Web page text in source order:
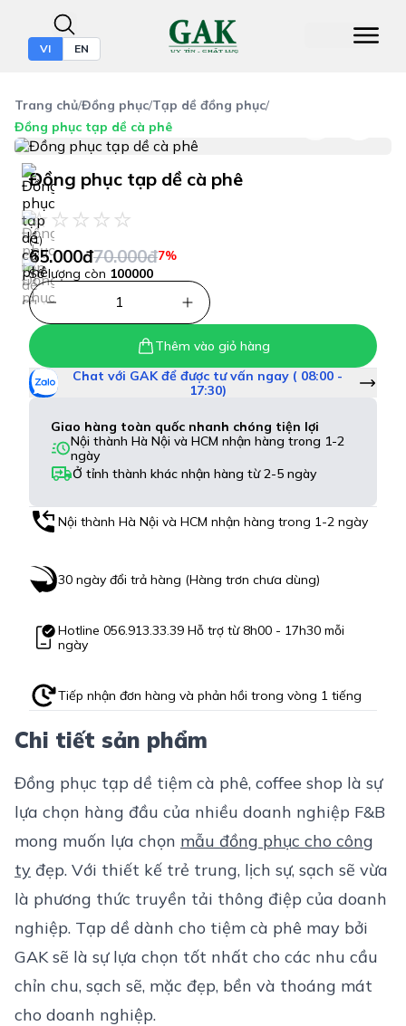
VI EN
Trang chủ/Đồng phục/Tạp dề đồng phục/
Đồng phục tạp dề cà phê
Đồng phục tạp dề cà phê
(1)
65.000đ70.000đ7%
Số lượng còn 100000
1
Thêm vào giỏ hàng
Chat với GAK để được tư vấn ngay ( 08:00 -
17:30)
Giao hàng toàn quốc nhanh chóng tiện lợi
Nội thành Hà Nội và HCM nhận hàng trong 1-2
ngày
Ở tỉnh thành khác nhận hàng từ 2-5 ngày
Nội thành Hà Nội và HCM nhận hàng trong 1-2 ngày
30 ngày đổi trả hàng (Hàng trơn chưa dùng)
Hotline 056.913.33.39 Hỗ trợ từ 8h00 - 17h30 mỗi
ngày
Tiếp nhận đơn hàng và phản hồi trong vòng 1 tiếng
Chi tiết sản phẩm
Đồng phục tạp dề tiệm cà phê, coffee shop là sự
lựa chọn hàng đầu của nhiều doanh nghiệp F&B
mong muốn lựa chọn mẫu đồng phục cho công
ty đẹp. Với thiết kế trẻ trung, lịch sự, sạch sẽ vừa
là phương thức truyền tải thông điệp của doanh
nghiệp. Tạp dề dành cho tiệm cà phê may bởi
GAK sẽ là sự lựa chọn tốt nhất cho các nhu cầu
chỉn chu, sạch sẽ, mặc đẹp, bền và thoáng mát
cho doanh nghiệp.